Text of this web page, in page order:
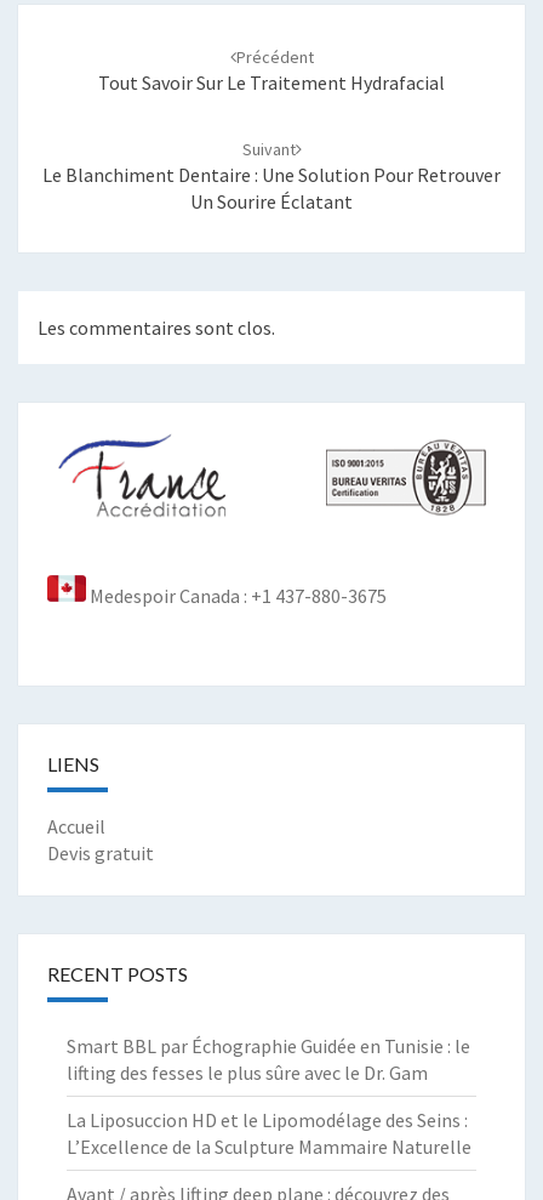
Précédent
Tout Savoir Sur Le Traitement Hydrafacial
Suivant
Le Blanchiment Dentaire : Une Solution Pour Retrouver
Un Sourire Éclatant
Les commentaires sont clos.
Medespoir Canada : +1 437-880-3675
LIENS
Accueil
Devis gratuit
RECENT POSTS
Smart BBL par Échographie Guidée en Tunisie : le
lifting des fesses le plus sûre avec le Dr. Gam
La Liposuccion HD et le Lipomodélage des Seins :
L’Excellence de la Sculpture Mammaire Naturelle
Avant / après lifting deep plane : découvrez des